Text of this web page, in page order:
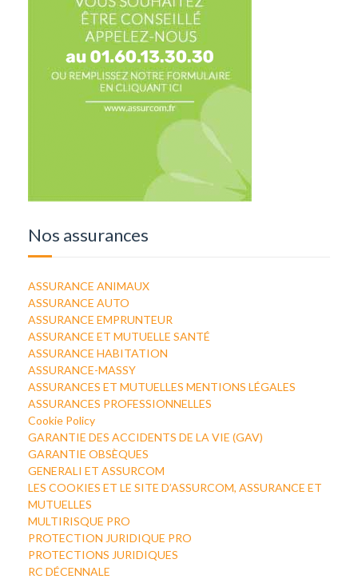
Nos assurances
ASSURANCE ANIMAUX
ASSURANCE AUTO
ASSURANCE EMPRUNTEUR
ASSURANCE ET MUTUELLE SANTÉ
ASSURANCE HABITATION
ASSURANCE-MASSY
ASSURANCES ET MUTUELLES MENTIONS LÉGALES
ASSURANCES PROFESSIONNELLES
Cookie Policy
GARANTIE DES ACCIDENTS DE LA VIE (GAV)
GARANTIE OBSÈQUES
GENERALI ET ASSURCOM
LES COOKIES ET LE SITE D’ASSURCOM, ASSURANCE ET
MUTUELLES
MULTIRISQUE PRO
PROTECTION JURIDIQUE PRO
PROTECTIONS JURIDIQUES
RC DÉCENNALE